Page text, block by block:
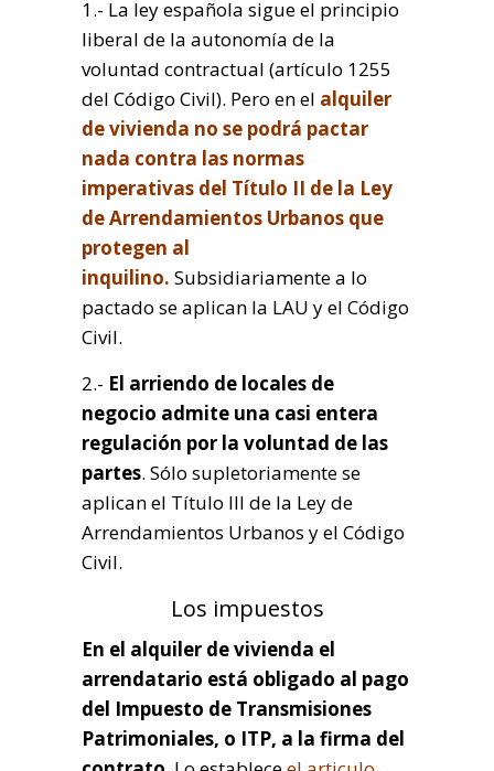
1.- La ley española sigue el principio
liberal de la autonomía de la
voluntad contractual (artículo 1255
del Código Civil). Pero en el alquiler
de vivienda no se podrá pactar
nada contra las normas
imperativas del Título II de la Ley
de Arrendamientos Urbanos que
protegen al
inquilino. Subsidiariamente a lo
pactado se aplican la LAU y el Código
Civil.
2.- El arriendo de locales de
negocio admite una casi entera
regulación por la voluntad de las
partes. Sólo supletoriamente se
aplican el Título III de la Ley de
Arrendamientos Urbanos y el Código
Civil.
Los impuestos
En el alquiler de vivienda el
arrendatario está obligado al pago
del Impuesto de Transmisiones
Patrimoniales, o ITP, a la firma del